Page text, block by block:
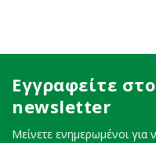
Εγγραφείτε
newsletter
Μείνετε ενημερωμένοι για